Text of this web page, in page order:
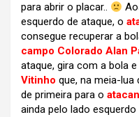
para abrir o placar..
esquerdo de ataque, o
consegue recuperar a
campo Colorado Alan
ataque, gira com a bola
Vitinho que, na meia-lua
de primeira para o
ainda pelo lado